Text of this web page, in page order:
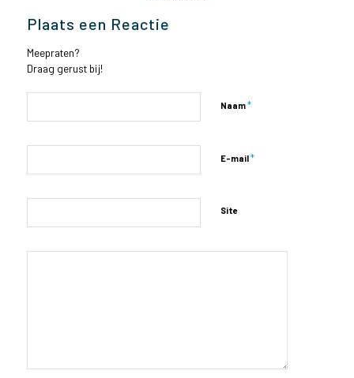
Plaats een Reactie
Meepraten?
Draag gerust bij!
Naam*
E-mail*
Site